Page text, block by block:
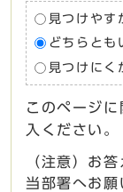
見つけやす
どちらとも
見つけにく
このページ
入ください。
（注意）お
当部署へお